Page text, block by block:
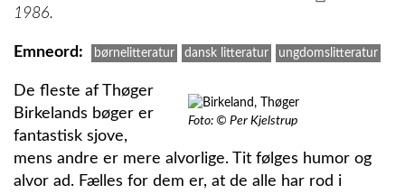
1986.
Emneord børnelitteratur dansk litteratur ungdomslitteratur
Foto: © Per Kjelstrup
De fleste af Thøger
Birkelands bøger er
fantastisk sjove,
mens andre er mere alvorlige. Tit følges humor og
alvor ad. Fælles for dem er, at de alle har rod i